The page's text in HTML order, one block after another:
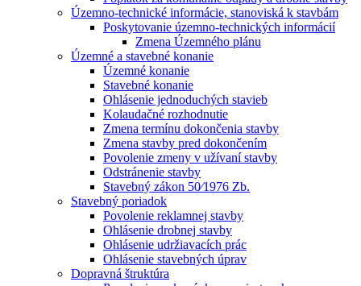
Územno-technické informácie, stanoviská k stavbám
Poskytovanie územno-technických informácií
Zmena Územného plánu
Územné a stavebné konanie
Územné konanie
Stavebné konanie
Ohlásenie jednoduchých stavieb
Kolaudačné rozhodnutie
Zmena termínu dokončenia stavby
Zmena stavby pred dokončením
Povolenie zmeny v užívaní stavby
Odstránenie stavby
Stavebný zákon 50⁄1976 Zb.
Stavebný poriadok
Povolenie reklamnej stavby
Ohlásenie drobnej stavby
Ohlásenie udržiavacích prác
Ohlásenie stavebných úprav
Dopravná štruktúra